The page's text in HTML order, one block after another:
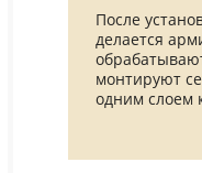
После
делается
монтируют
одним слоем